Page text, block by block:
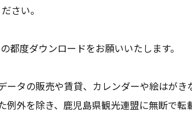
さい。
度ダウンロードをお願いいたします。
タの販売や賃貸、カレンダーや絵はが
外を除き、鹿児島県観光連盟に無断で転